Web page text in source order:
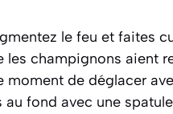
le feu et faites
les champignons aient
moment de déglacer
fond avec une